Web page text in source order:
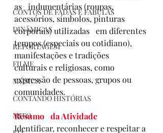
CONTOS DE FADAS E FÁBULAS
DINÂMICAS
REPORTAGEM
FILME
MÚSICA
CONTANDO HISTÓRIAS
MITO
as   indumentárias (roupas,
acessórios, símbolos, pinturas
corporais) utilizadas   em diferentes
tempos (especiais ou cotidiano),
manifestações e tradições
culturais e religiosas, como
expressão de pessoas, grupos ou
comunidades.
Resumo   da Atividade
Identificar, reconhecer e respeitar a